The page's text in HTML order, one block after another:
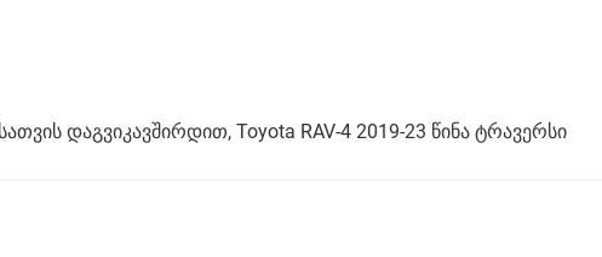
დაგვიკავშირდით, Toyota RAV-4 2019-23 წინა ტრავერსი